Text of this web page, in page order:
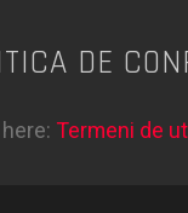
DE
Termeni de